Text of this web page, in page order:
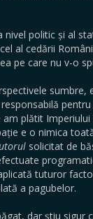
nivel politic și al
al cedării
pe care nu v-o
sumbre,
plătit
e o nimica
solicitat de
tuturor
a pagubelor.
dar știu sigur